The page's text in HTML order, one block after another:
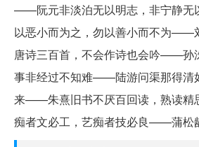
——阮元非淡泊无以明志，非宁静
以恶小而为之，勿以善小而不为——
唐诗三百首，不会作诗也会吟——孙
事非经过不知难——陆游问渠那得清
来——朱熹旧书不厌百回读，熟读
痴者文必工，艺痴者技必良——蒲松